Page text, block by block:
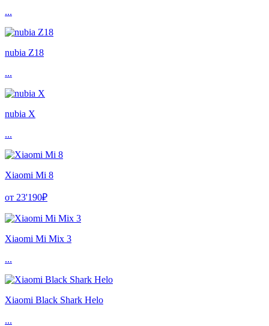
...
nubia Z18
...
nubia X
...
Xiaomi Mi 8
от 23'190₽
Xiaomi Mi Mix 3
...
Xiaomi Black Shark Helo
...